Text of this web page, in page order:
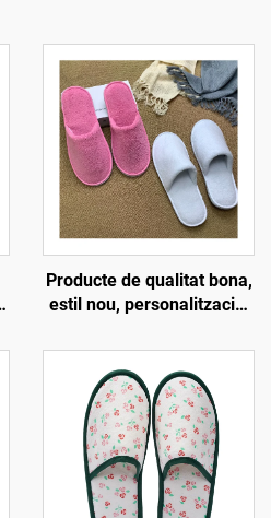
Producte de qualitat bona,
estil nou, personalització,
esportiu d'aviació còmode,
esportius d'hotel de luxe
desposables